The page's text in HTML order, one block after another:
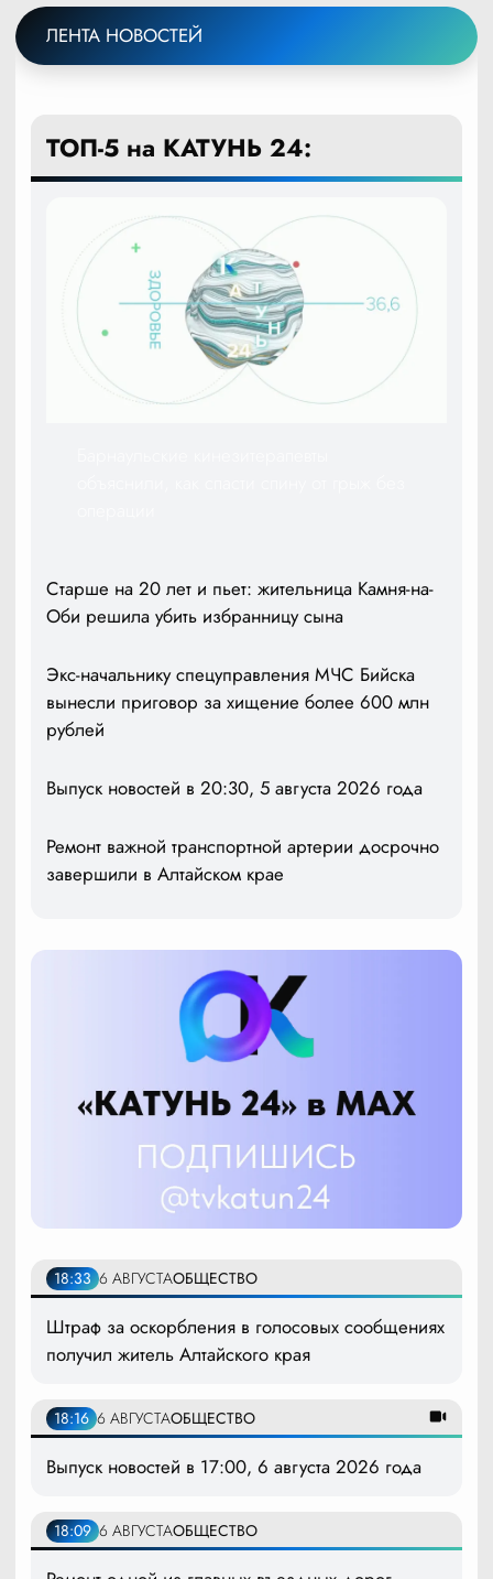
ЛЕНТА НОВОСТЕЙ
ТОП-5 на КАТУНЬ 24:
Старше на 20 лет и пьет: жительница Камня-на-
Оби решила убить избранницу сына
Экс-начальнику спецуправления МЧС Бийска
вынесли приговор за хищение более 600 млн
рублей
Выпуск новостей в 20:30, 5 августа 2026 года
Ремонт важной транспортной артерии досрочно
завершили в Алтайском крае
18:33 6 АВГУСТАОБЩЕСТВО
Штраф за оскорбления в голосовых сообщениях
получил житель Алтайского края
18:16 6 АВГУСТАОБЩЕСТВО
Выпуск новостей в 17:00, 6 августа 2026 года
18:09 6 АВГУСТАОБЩЕСТВО